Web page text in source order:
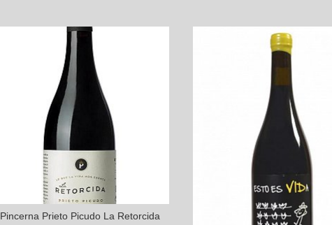
Pincerna Prieto Picudo La Retorcida